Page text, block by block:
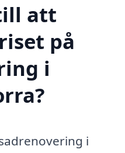
att
på
i
i